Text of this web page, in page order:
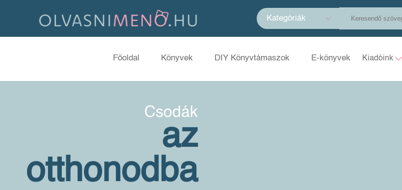
Kategóriák
Főoldal Könyvek DIY Könyvtámaszok E-könyvek Kiadóink
Csodák
az
otthonodba